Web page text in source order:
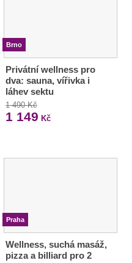
Brno
Privátní wellness pro
dva: sauna, vířivka i
láhev sektu
1 490 Kč
1 149 Kč
Praha
Wellness, suchá masáž,
pizza a billiard pro 2